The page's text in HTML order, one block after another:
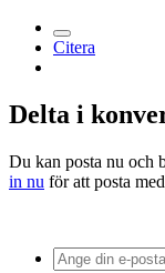
Citera
Delta i
Du kan posta nu och
in nu för att posta